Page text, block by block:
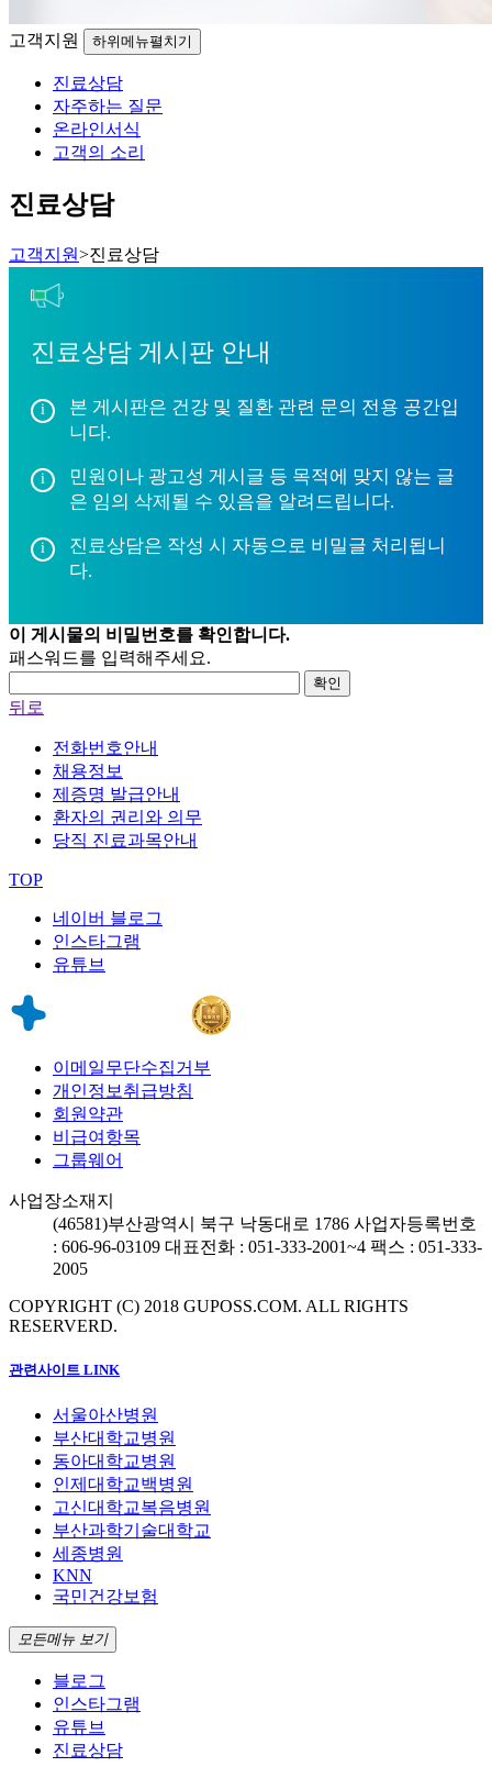
고객지원 하위메뉴펼치기
진료상담
자주하는 질문
온라인서식
고객의 소리
진료상담
고객지원>진료상담
진료상담 게시판 안내
본 게시판은 건강 및 질환 관련 문의 전용 공간입
니다.
민원이나 광고성 게시글 등 목적에 맞지 않는 글
은 임의 삭제될 수 있음을 알려드립니다.
진료상담은 작성 시 자동으로 비밀글 처리됩니
다.
이 게시물의 비밀번호를 확인합니다.
패스워드를 입력해주세요.
확인
뒤로
전화번호안내
채용정보
제증명 발급안내
환자의 권리와 의무
당직 진료과목안내
TOP
네이버 블로그
인스타그램
유튜브
이메일무단수집거부
개인정보취급방침
회원약관
비급여항목
그룹웨어
사업장소재지
(46581)부산광역시 북구 낙동대로 1786 사업자등록번호
: 606-96-03109 대표전화 : 051-333-2001~4 팩스 : 051-333-
2005
COPYRIGHT (C) 2018 GUPOSS.COM. ALL RIGHTS
RESERVERD.
관련사이트 LINK
서울아산병원
부산대학교병원
동아대학교병원
인제대학교백병원
고신대학교복음병원
부산과학기술대학교
세종병원
KNN
국민건강보험
모든메뉴 보기
블로그
인스타그램
유튜브
진료상담